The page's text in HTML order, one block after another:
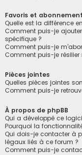
Favoris et
Quelle est la différence
Comment puis-je
spécifique ?
Comment puis-je
Comment puis-je
Pièces jointes
Quelles pièces jointes
Comment puis-je
À propos de phpBB
Qui a développé ce
Pourquoi la
Qui dois-je contacter à
légaux liés à ce forum ?
Comment puis-je